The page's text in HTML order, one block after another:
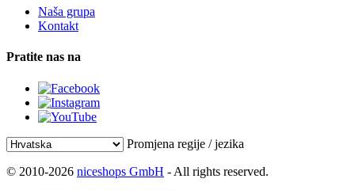
Naša grupa
Kontakt
Pratite nas na
Promjena regije / jezika
© 2010-2026 niceshops GmbH - All rights reserved.